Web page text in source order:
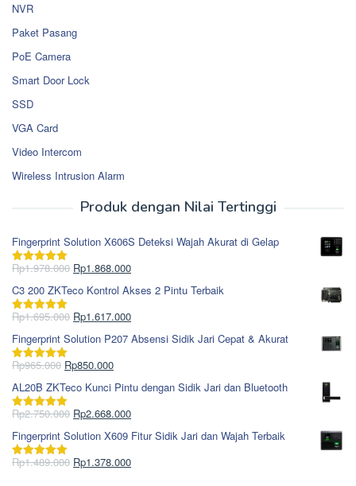
NVR
Paket Pasang
PoE Camera
Smart Door Lock
SSD
VGA Card
Video Intercom
Wireless Intrusion Alarm
Produk dengan Nilai Tertinggi
Fingerprint Solution X606S Deteksi Wajah Akurat di Gelap
Dinilai5.00
Rp1.978.000 Harga
aslinya
adalah:
Rp1.978.000.
Rp1.868.000Harga
saat
ini
adalah:
C3 200 ZKTeco Kontrol Akses 2 Pintu Terbaik
Dinilai5.00
Rp1.695.000 Harga
aslinya
adalah:
Rp1.695.000.
Rp1.617.000Harga
saat
ini
Fingerprint Solution P207 Absensi Sidik Jari Cepat & Akurat
Dinilai5.00
Rp965.000 Harga
aslinya
adalah:
Rp965.000.
Rp850.000Harga
saat
ini
adalah:
AL20B ZKTeco Kunci Pintu dengan Sidik Jari dan Bluetooth
Dinilai5.00
Rp2.750.000 Harga
aslinya
adalah:
Rp2.750.000.
Rp2.668.000Harga
saat
ini
adalah:
Fingerprint Solution X609 Fitur Sidik Jari dan Wajah Terbaik
Dinilai5.00
Rp1.489.000 Harga
Rp1.378.000Harga